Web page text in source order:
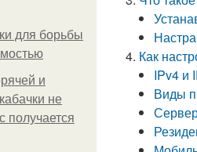
для борьбы
и
не
получается
Как
IPv4 и
Виды